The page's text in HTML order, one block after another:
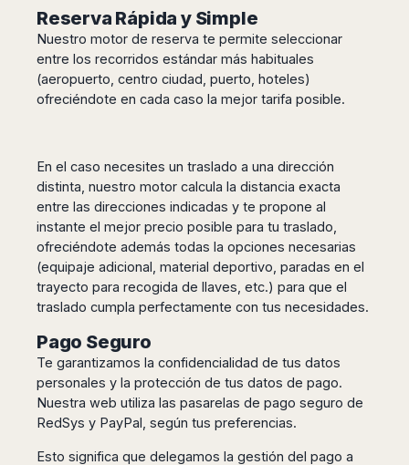
Mumbai
Mysore
Delhi
Trivandrum
Udapuir
Vadodara
Varanasi
Chile
Perú
Reserva Rápida y Simple
Nuestro motor de reserva te permite seleccionar
entre los recorridos estándar más habituales
(aeropuerto, centro ciudad, puerto, hoteles)
ofreciéndote en cada caso la mejor tarifa posible.
En el caso necesites un traslado a una dirección
distinta, nuestro motor calcula la distancia exacta
entre las direcciones indicadas y te propone al
instante el mejor precio posible para tu traslado,
ofreciéndote además todas la opciones necesarias
(equipaje adicional, material deportivo, paradas en el
trayecto para recogida de llaves, etc.) para que el
traslado cumpla perfectamente con tus necesidades.
Pago Seguro
Te garantizamos la confidencialidad de tus datos
personales y la protección de tus datos de pago.
Nuestra web utiliza las pasarelas de pago seguro de
RedSys y PayPal, según tus preferencias.
Esto significa que delegamos la gestión del pago a